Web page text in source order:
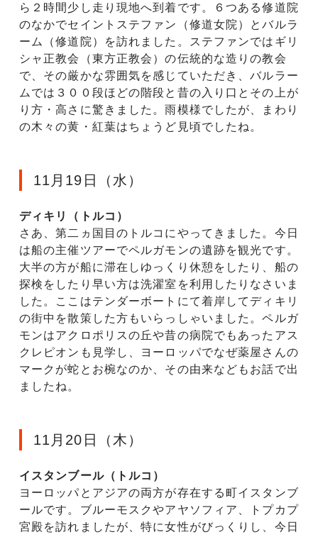
ら２時間少し走り現地へ到着です。６つある修道院
のなかでセイントステファン（修道女院）とバルラ
ーム（修道院）を訪れました。ステファンではギリ
シャ正教会（東方正教会）の伝統的な造りの教会
で、その厳かな雰囲気を感じていただき、バルラー
ムでは３００段ほどの階段と昔の入り口とその上が
り方・高さに驚きました。雨模様でしたが、まわり
の木々の黄・紅葉はちょうど見頃でしたね。
11月19日（水）
ディキリ（トルコ）
さあ、第二ヵ国目のトルコにやってきました。今日
は船の主催ツアーでペルガモンの遺跡を観光です。
大半の方が船に滞在しゆっくり休憩をしたり、船の
探検をしたり早い方は洗濯室を利用したりなさいま
した。ここはテンダーボートにて着岸してディキリ
の街中を散策した方もいらっしゃいました。ペルガ
モンはアクロポリスの丘や昔の病院でもあったアス
クレピオンも見学し、ヨーロッパでなぜ薬屋さんの
マークが蛇とお椀なのか、その由来などもお話で出
ましたね。
11月20日（木）
イスタンブール（トルコ）
ヨーロッパとアジアの両方が存在する町イスタンブ
ールです。ブルーモスクやアヤソフィア、トプカプ
宮殿を訪れましたが、特に女性がびっくりし、今日